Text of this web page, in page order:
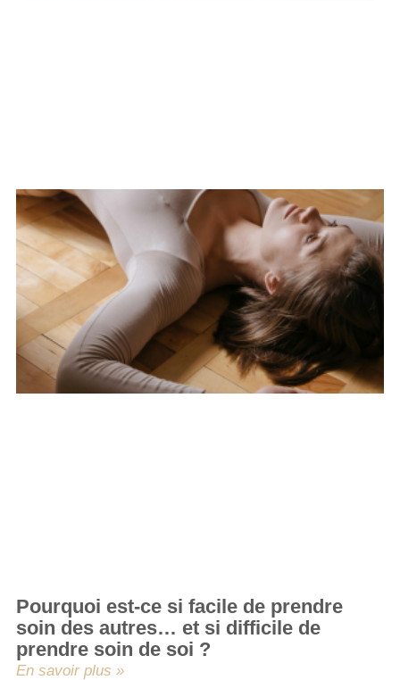
Pourquoi est-ce si facile de prendre
soin des autres… et si difficile de
prendre soin de soi ?
En savoir plus »